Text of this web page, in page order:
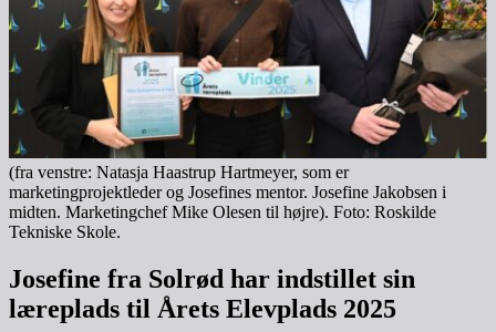
(fra venstre: Natasja Haastrup Hartmeyer, som er
marketingprojektleder og Josefines mentor. Josefine Jakobsen i
midten. Marketingchef Mike Olesen til højre). Foto: Roskilde
Tekniske Skole.
Josefine fra Solrød har indstillet sin
læreplads til Årets Elevplads 2025